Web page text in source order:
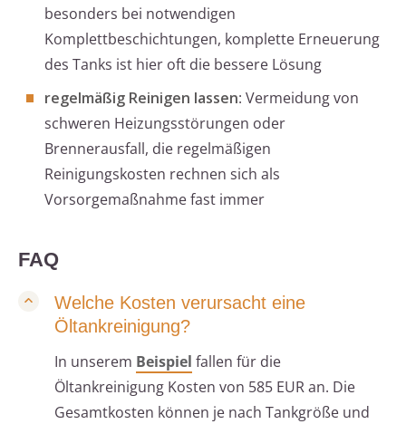
besonders bei notwendigen
Komplettbeschichtungen, komplette Erneuerung
des Tanks ist hier oft die bessere Lösung
regelmäßig Reinigen lassen: Vermeidung von
schweren Heizungsstörungen oder
Brennerausfall, die regelmäßigen
Reinigungskosten rechnen sich als
Vorsorgemaßnahme fast immer
FAQ
Welche Kosten verursacht eine
Öltankreinigung?
In unserem Beispiel fallen für die
Öltankreinigung Kosten von 585 EUR an. Die
Gesamtkosten können je nach Tankgröße und